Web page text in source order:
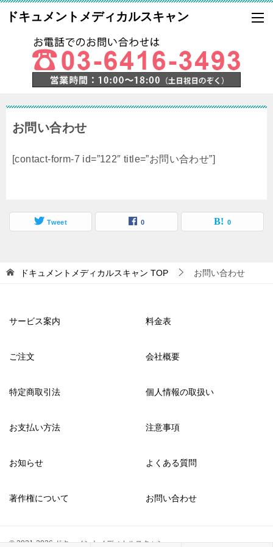
ドキュメントメディカルスキャン
お問い合わせ
[contact-form-7 id=”122″ title=”お問い合わせ”]
Tweet 0 0
ドキュメントメディカルスキャン TOP お問い合わせ
サービス案内 料金表
ご注文 会社概要
特定商取引法 個人情報の取扱い
お支払い方法 注意事項
お知らせ よくある質問
著作権について お問い合わせ
© 2021-2026 ドキュメントメディカルスキャン